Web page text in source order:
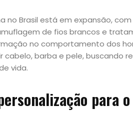
no Brasil está em expansão,
de fios brancos e
no comportamento dos
cabelo, barba e pele, buscando
vida.
para